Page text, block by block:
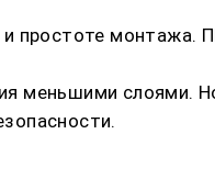
простоте монтажа.
меньшими слоями.